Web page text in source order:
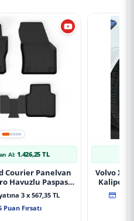
Al: 1.426,25 TL
Courier Panelvan
Havuzlu Paspas
A+ Kalite
3 x 567,35 TL
Puan Fırsatı
Volvo
Kaliper